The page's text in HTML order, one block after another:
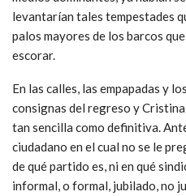
levantarían tales tempestades
palos mayores de los barcos
escorar.
En las calles, las empapadas y
consignas del regreso y
tan sencilla como definitiva.
ciudadano en el cual no se le
de qué partido es, ni en qué
informal, o formal, jubilado, no